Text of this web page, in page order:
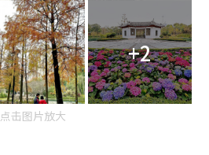
+2
点击图片放大